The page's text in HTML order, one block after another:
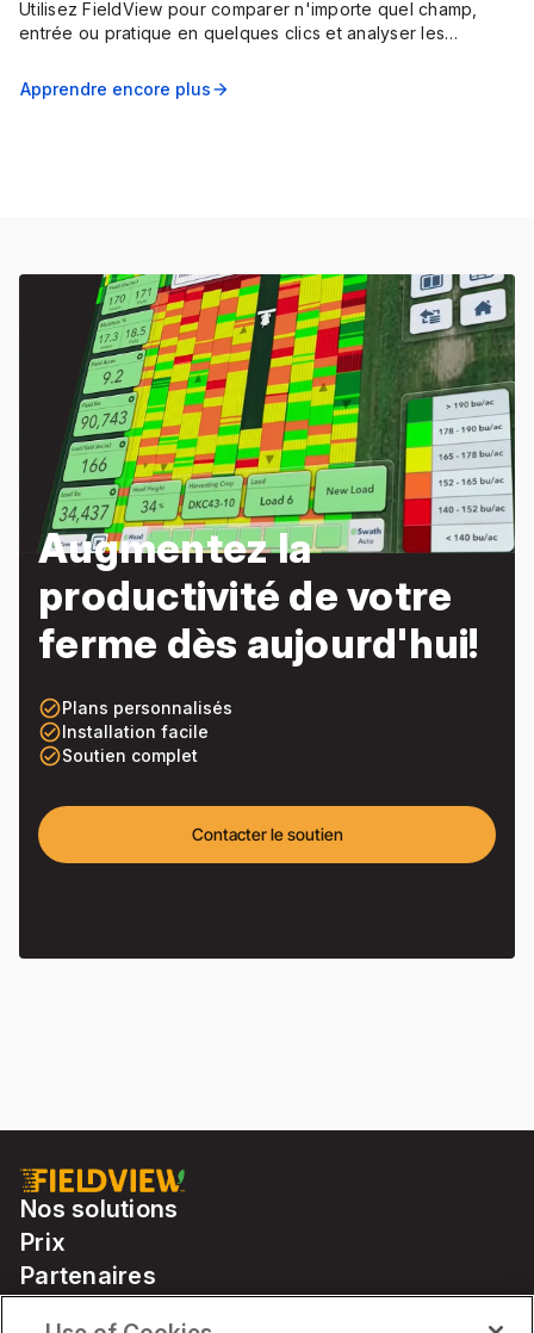
Utilisez FieldView pour comparer n'importe quel champ,
entrée ou pratique en quelques clics et analyser les
code couleur et faciles à comprendre.
Apprendre encore plusarrow_forward
Augmentez la
productivité de votre
ferme dès aujourd'hui!
check_circle_outlinePlans personnalisés
check_circle_outlineInstallation facile
check_circle_outlineSoutien complet
Contacter le soutien
Nos solutions
Prix
Partenaires